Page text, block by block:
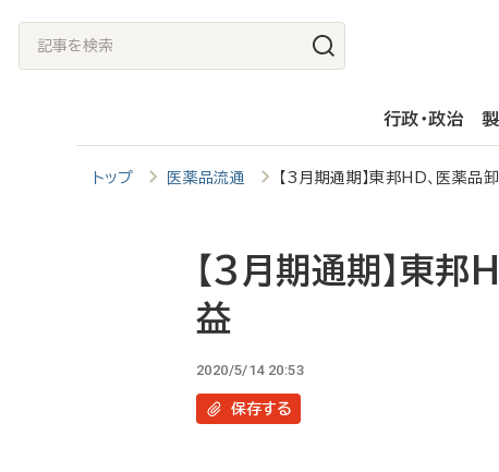
記
事
行政・政治
トップ 医薬品流通 【3月期通期】東邦HD、医薬品
【3月期通期】東
益
2020/5/14 20:53
保存する